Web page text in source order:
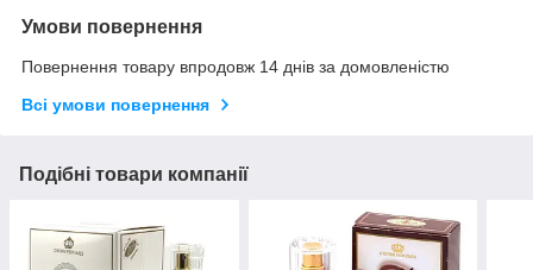
Умови повернення
Повернення товару впродовж 14 днів за домовленістю
Всі умови повернення
Подібні товари компанії